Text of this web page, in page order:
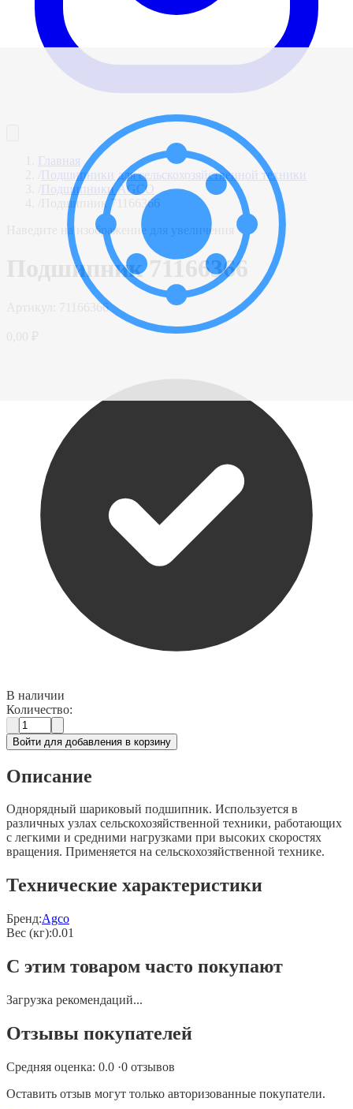
Главная
Подшипники для сельскохозяйственной техники
Подшипники AGCO
Подшипник 71166366
Наведите на изображение для увеличения
Подшипник 71166366
71166366
В наличии
Количество:
Войти для добавления в корзину
Описание
Однорядный шариковый подшипник. Используется в
различных узлах сельскохозяйственной техники, работающих
с легкими и средними нагрузками при высоких скоростях
вращения. Применяется на сельскохозяйственной технике.
Технические характеристики
Бренд:Agco
Вес (кг):0.01
С этим товаром часто покупают
Загрузка рекомендаций...
Отзывы покупателей
Средняя оценка: 0.0 ·0 отзывов
Оставить отзыв могут только авторизованные покупатели.